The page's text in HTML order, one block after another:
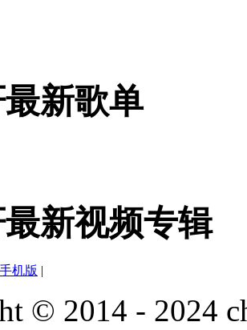
新歌单
新视频专辑
手机版 |
© 2014 - 2024